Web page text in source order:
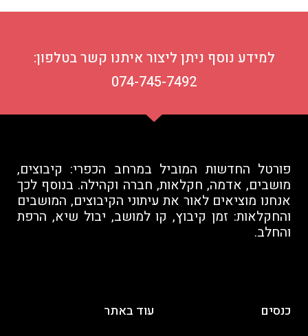
למידע נוסף ניתן ליצור איתנו קשר בטלפון:
074-745-7492
פורטל החדשות המוביל במרחב הכפרי: קיבוצים,
מושבים, אדמה, חקלאות, חברה וקהילה. בנוסף לכך
אנחנו מוציאים לאור את עיתוני הקיבוצים, המושבים
והחקלאות: זמן קיבוץ, קו למושב, יבול שיא, הרפת
והחלב.
כנסים עוד באתר